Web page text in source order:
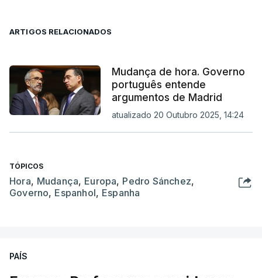
ARTIGOS RELACIONADOS
Mudança de hora. Governo
português entende
argumentos de Madrid
atualizado 20 Outubro 2025, 14:24
TÓPICOS
Hora, Mudança, Europa, Pedro Sánchez,
Governo, Espanhol, Espanha
PAÍS